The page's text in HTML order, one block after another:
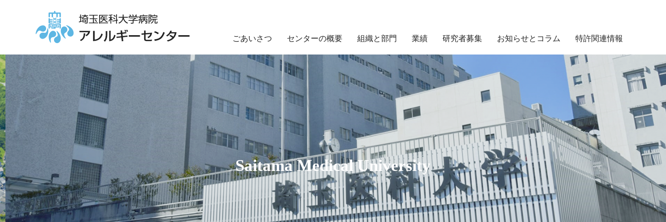
ごあいさつ センターの概要 組織と部門 業績 研究者募集 お知らせとコラム 特許関連情報
Saitama Medical University